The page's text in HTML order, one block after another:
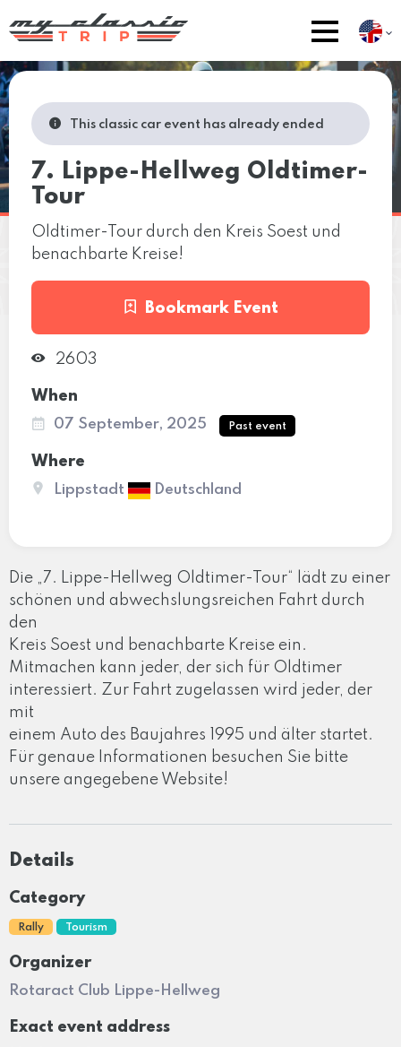
This classic car event has already ended
7. Lippe-Hellweg Oldtimer-
Tour
Oldtimer-Tour durch den Kreis Soest und
benachbarte Kreise!
Bookmark Event
2603
When
07 September, 2025 Past event
Where
Lippstadt Deutschland
Die „7. Lippe-Hellweg Oldtimer-Tour“ lädt zu einer
schönen und abwechslungsreichen Fahrt durch
den
Kreis Soest und benachbarte Kreise ein.
Mitmachen kann jeder, der sich für Oldtimer
interessiert. Zur Fahrt zugelassen wird jeder, der
mit
einem Auto des Baujahres 1995 und älter startet.
Für genaue Informationen besuchen Sie bitte
unsere angegebene Website!
Details
Category
Rally Tourism
Organizer
Rotaract Club Lippe-Hellweg
Exact event address